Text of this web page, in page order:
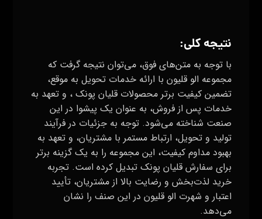
نتیجه کلی:
با توجه به متن‌های فوق، می‌توان نتیجه گرفت که
مجموعه الو قلیون با ارائه خدمات تحویل به موقع،
تضمین کیفیت برتر محصولات قلیان پونک ، و تعهد به
خدمات پس از فروش، به عنوان یک پیشوا در این
صنعت شناخته می‌شود. توجه به جزئیات در فرآیند
تولید و تحویل، ارتباط مستمر با مشتریان، و تعهد به
بهبود مداوم کیفیت، این مجموعه را به یک گزینه برتر
برای سفارش قلیان پونک تبدیل کرده است. تجربه
خرید لذت‌بخش و رضایت بالا از مشتریان، تأیید
اعتبار و شهرت الو قلیون در این صنف را نشان
می‌دهد.